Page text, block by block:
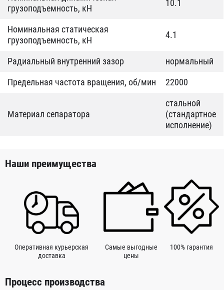
грузоподъемность, кН
10.1
Номинальная статическая
грузоподъемность, кН
4.1
Радиальный внутренний зазор
нормальный
Предельная частота вращения, об/мин
22000
Материал сепаратора
стальной
(стандартное
исполнение)
Наши преимущества
Оперативная курьерская
доставка
Самые выгодные
цены
100% гарантия
Процесс производства